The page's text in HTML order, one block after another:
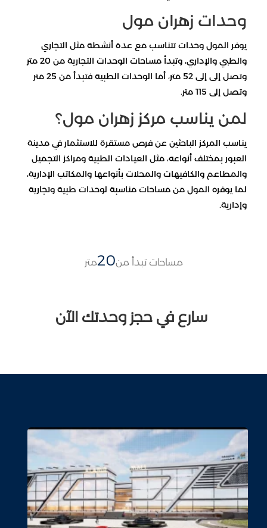
وحدات زهران مول
يوفر المول وحدات تتناسب مع عدة أنشطة مثل التجاري
والطبي والإداري، وتبدأ مساحات الوحدات التجارية من 20 متر
وتصل إلى إلى 52 متر، أما الوحدات الطبية فتبدأ من 25 متر
وتصل إلى 115 متر.
لمن يناسب مركز زهران مول؟
يناسب المركز الباحثين عن فرص مستقرة للاستثمار في مدينة
العبور بمختلف أنواعه، مثل العيادات الطبية ومراكز التجميل
والمطاعم والكافيهات والمحلات بأنواعها والمكاتب الإدارية،
لما يوفره المول من مساحات مناسبة لوحدات طبية وتجارية
وإدارية.
مساحات تبدأ من20متر
سارع في حجز وحدتك الآن